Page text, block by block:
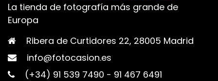
La tienda de fotografía más grande de
Europa
Ribera de Curtidores 22, 28005 Madrid
info@fotocasion.es
(+34) 91 539 7490 - 91 467 6491